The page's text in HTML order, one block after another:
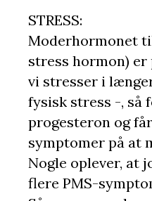
STRESS:
Moderhormonet
stress hormon) er
vi stresser i
fysisk stress -, så
progesteron og
symptomer på at
Nogle oplever, at
flere PMS-